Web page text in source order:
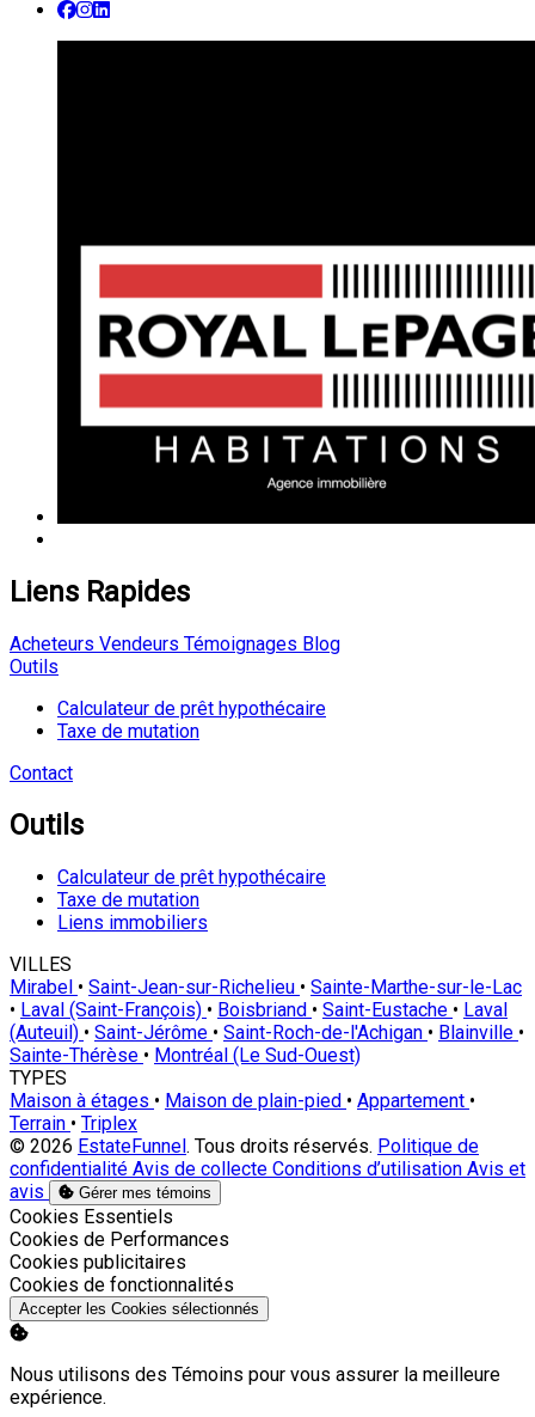
Liens Rapides
Acheteurs Vendeurs Témoignages Blog
Outils
Calculateur de prêt hypothécaire
Taxe de mutation
Contact
Outils
Calculateur de prêt hypothécaire
Taxe de mutation
Liens immobiliers
VILLES
Mirabel • Saint-Jean-sur-Richelieu • Sainte-Marthe-sur-le-Lac
• Laval (Saint-François) • Boisbriand • Saint-Eustache • Laval
(Auteuil) • Saint-Jérôme • Saint-Roch-de-l'Achigan • Blainville •
Sainte-Thérèse • Montréal (Le Sud-Ouest)
TYPES
Maison à étages • Maison de plain-pied • Appartement •
Terrain • Triplex
© 2026 EstateFunnel. Tous droits réservés. Politique de
confidentialité Avis de collecte Conditions d’utilisation Avis et
avis
Gérer mes témoins
Activer
Cookies Essentiels
Activer
Cookies de Performances
Activer
Cookies publicitaires
Activer
Cookies de fonctionnalités
Accepter les Cookies sélectionnés
Nous utilisons des Témoins pour vous assurer la meilleure
expérience.